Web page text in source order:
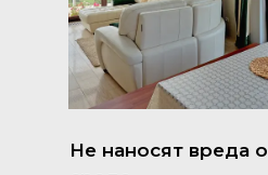
Не наносят вреда